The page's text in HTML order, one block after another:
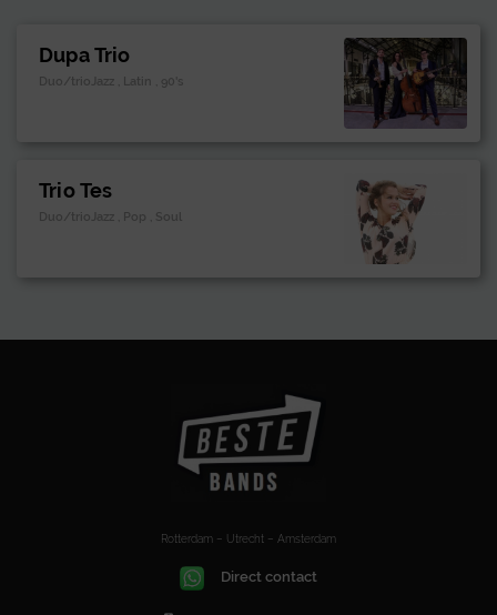
Dupa Trio
Duo/trioJazz , Latin , 90's
Trio Tes
Duo/trioJazz , Pop , Soul
Rotterdam – Utrecht – Amsterdam
Direct contact